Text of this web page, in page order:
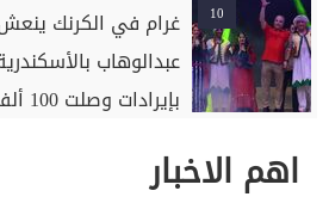
10
غرام في الكرنك
عبدالوهاب
بإيرادات وصلت 100 ألف جنيه
اهم الاخبار